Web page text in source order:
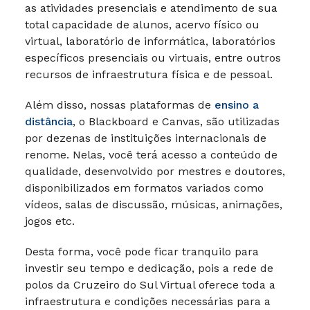
as atividades presenciais e atendimento de sua
total capacidade de alunos, acervo físico ou
virtual, laboratório de informática, laboratórios
específicos presenciais ou virtuais, entre outros
recursos de infraestrutura física e de pessoal.
Além disso, nossas plataformas de ensino a
distância, o Blackboard e Canvas, são utilizadas
por dezenas de instituições internacionais de
renome. Nelas, você terá acesso a conteúdo de
qualidade, desenvolvido por mestres e doutores,
disponibilizados em formatos variados como
vídeos, salas de discussão, músicas, animações,
jogos etc.
Desta forma, você pode ficar tranquilo para
investir seu tempo e dedicação, pois a rede de
polos da Cruzeiro do Sul Virtual oferece toda a
infraestrutura e condições necessárias para a